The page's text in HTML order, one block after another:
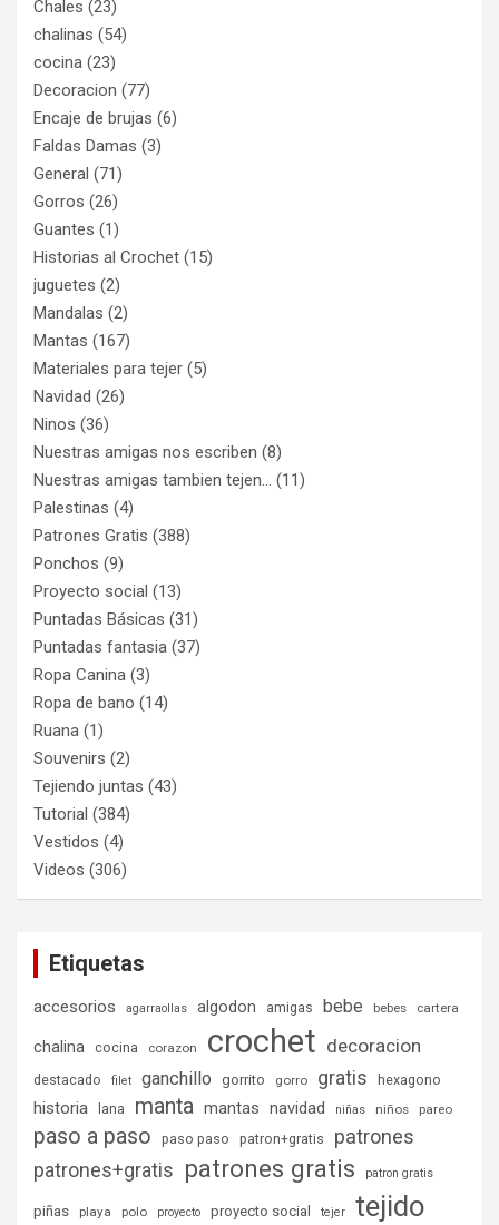
Chales (23)
chalinas (54)
cocina (23)
Decoracion (77)
Encaje de brujas (6)
Faldas Damas (3)
General (71)
Gorros (26)
Guantes (1)
Historias al Crochet (15)
juguetes (2)
Mandalas (2)
Mantas (167)
Materiales para tejer (5)
Navidad (26)
Ninos (36)
Nuestras amigas nos escriben (8)
Nuestras amigas tambien tejen… (11)
Palestinas (4)
Patrones Gratis (388)
Ponchos (9)
Proyecto social (13)
Puntadas Básicas (31)
Puntadas fantasia (37)
Ropa Canina (3)
Ropa de bano (14)
Ruana (1)
Souvenirs (2)
Tejiendo juntas (43)
Tutorial (384)
Vestidos (4)
Videos (306)
Etiquetas
accesorios agarraollas algodon amigas bebe bebes cartera
chalina cocina corazon crochet decoracion
destacado filet ganchillo gorrito gorro gratis hexagono
historia lana manta mantas navidad niñas niños pareo
paso a paso paso paso patron+gratis
patrones
patrones+gratis patrones gratis patron gratis
piñas playa polo proyecto proyecto social tejer tejido